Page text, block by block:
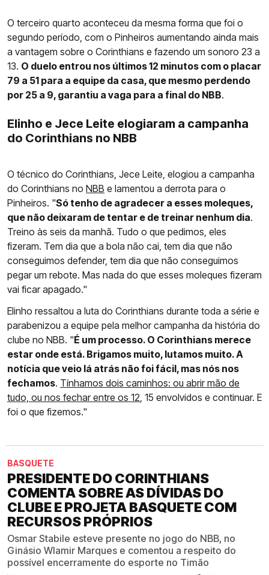
O terceiro quarto aconteceu da mesma forma que foi o
segundo período, com o Pinheiros aumentando ainda mais
a vantagem sobre o Corinthians e fazendo um sonoro 23 a
13. O duelo entrou nos últimos 12 minutos com o placar
79 a 51 para a equipe da casa, que mesmo perdendo
por 25 a 9, garantiu a vaga para a final do NBB.
Elinho e Jece Leite elogiaram a campanha
do Corinthians no NBB
O técnico do Corinthians, Jece Leite, elogiou a campanha
do Corinthians no NBB e lamentou a derrota para o
Pinheiros. "Só tenho de agradecer a esses moleques,
que não deixaram de tentar e de treinar nenhum dia.
Treino às seis da manhã. Tudo o que pedimos, eles
fizeram. Tem dia que a bola não cai, tem dia que não
conseguimos defender, tem dia que não conseguimos
pegar um rebote. Mas nada do que esses moleques fizeram
vai ficar apagado."
Elinho ressaltou a luta do Corinthians durante toda a série e
parabenizou a equipe pela melhor campanha da história do
clube no NBB. "É um processo. O Corinthians merece
estar onde está. Brigamos muito, lutamos muito. A
notícia que veio lá atrás não foi fácil, mas nós nos
fechamos. Tínhamos dois caminhos: ou abrir mão de
tudo, ou nos fechar entre os 12 , 15 envolvidos e continuar. E
foi o que fizemos."
BASQUETE
PRESIDENTE DO CORINTHIANS
COMENTA SOBRE AS DÍVIDAS DO
CLUBE E PROJETA BASQUETE COM
RECURSOS PRÓPRIOS
Osmar Stabile esteve presente no jogo do NBB, no
Ginásio Wlamir Marques e comentou a respeito do
possível encerramente do esporte no Timão